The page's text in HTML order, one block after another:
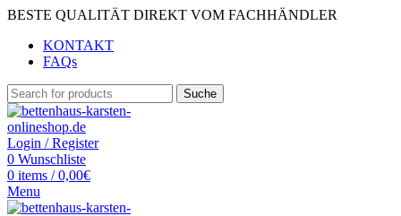
BESTE QUALITÄT DIREKT VOM FACHHÄNDLER
KONTAKT
FAQs
Suche
Login / Register
0 Wunschliste
0 items / 0,00€
Menu